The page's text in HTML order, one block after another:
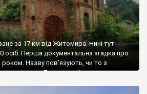
за 17 км від Житомира. Нині тут
осіб. Перша документальна згадка про
роком. Назву пов’язують, чи то з
звали Лука, чи то із численними